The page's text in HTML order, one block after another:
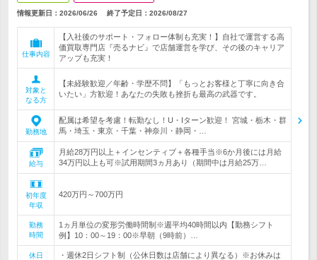
情報更新日：2026/06/26 終了予定日： 2026/08/27
仕事内容
【入社後のサポート・フォロー体制も充実！】自社で運営する高
価買取専門店『売るナビ』で店舗運営を学び、その後のキャリア
アップも充実！
対象と
なる方
【未経験歓迎／年齢・学歴不問】「もっとお客様と丁寧に向き合
いたい」方歓迎！あなたの失敗も挫折も最高の武器です。
勤務地
配属は希望を考慮！転勤なし！U・Iターン歓迎！ 宮城・栃木・群
馬・埼玉・東京・千葉・神奈川・静岡・…
給与
月給28万円以上＋インセンティブ＋各種手当※6か月後には月給
34万円以上も可※試用期間3ヵ月あり（期間中は月給25万…
初年度
年収
420万円～700万円
勤務
時間
1ヵ月単位の変形労働時間制※週平均40時間以内【勤務シフト
例】10：00～19：00※早朝（9時前）…
休日
・週休2日シフト制（公休日数は店舗により異なる）※お休みは